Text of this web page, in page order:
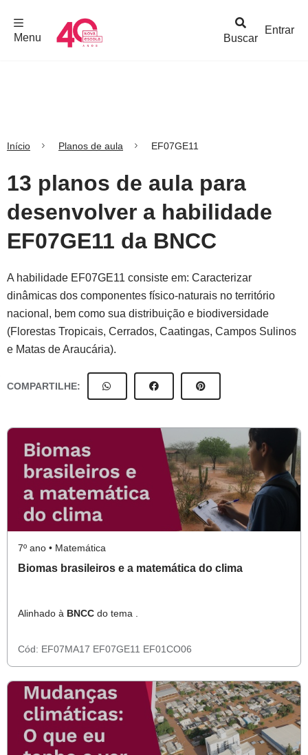
Buscar
Menu
Entrar
Início Planos de aula EF07GE11
13 planos de aula para
desenvolver a habilidade
EF07GE11 da BNCC
A habilidade EF07GE11 consiste em: Caracterizar
dinâmicas dos componentes físico-naturais no território
nacional, bem como sua distribuição e biodiversidade
(Florestas Tropicais, Cerrados, Caatingas, Campos Sulinos
e Matas de Araucária).
COMPARTILHE:
7º ano • Matemática
Biomas brasileiros e a matemática do clima
Alinhado à BNCC do tema .
Cód: EF07MA17 EF07GE11 EF01CO06